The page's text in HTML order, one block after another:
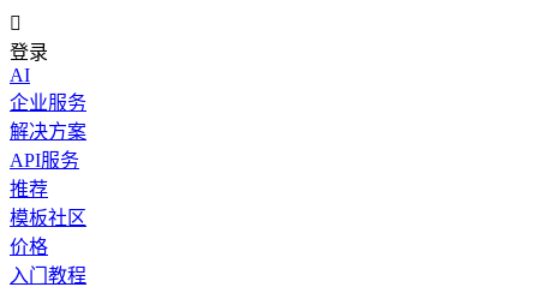

登录
AI
企业服务
解决方案
API服务
推荐
模板社区
价格
入门教程